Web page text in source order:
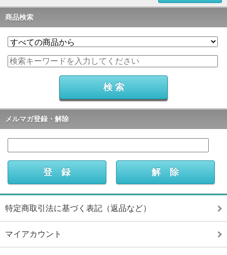
商品検索
メルマガ登録・解除
特定商取引法に基づく表記（返品など）
マイアカウント